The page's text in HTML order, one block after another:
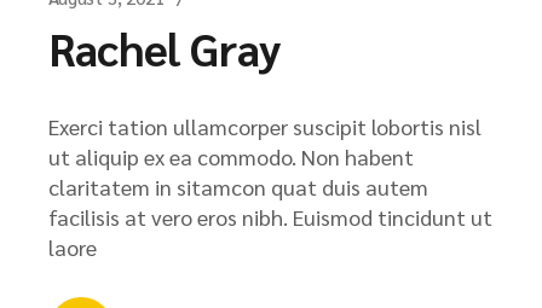
Rachel Gray
Exerci tation ullamcorper suscipit lobortis nisl
ut aliquip ex ea commodo. Non habent
claritatem in sitamcon quat duis autem
facilisis at vero eros nibh. Euismod tincidunt ut
laore